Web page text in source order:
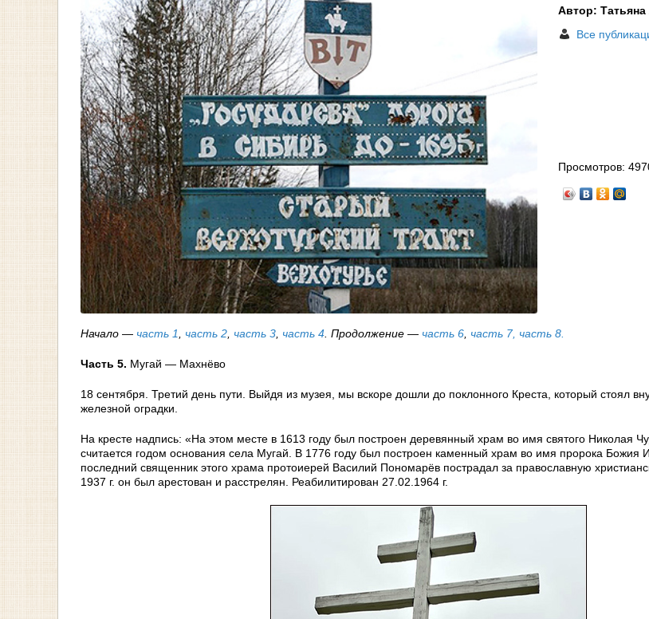
Автор:
Все
Просмотров:
Начало — часть 1, часть 2, часть 3, часть 4. Продолжение — часть 6, часть 7, часть 8.
Часть 5. Мугай — Махнёво
18 сентября. Третий день пути. Выйдя из музея, мы вскоре дошли до поклонного Креста, который стоял
железной оградки.
На кресте надпись: «На этом месте в 1613 году был построен деревянный храм во имя святого Николая
считается годом основания села Мугай. В 1776 году был построен каменный храм во имя пророка Божия
последний священник этого храма протоиерей Василий Пономарёв пострадал за православную
1937 г. он был арестован и расстрелян. Реабилитирован 27.02.1964 г.